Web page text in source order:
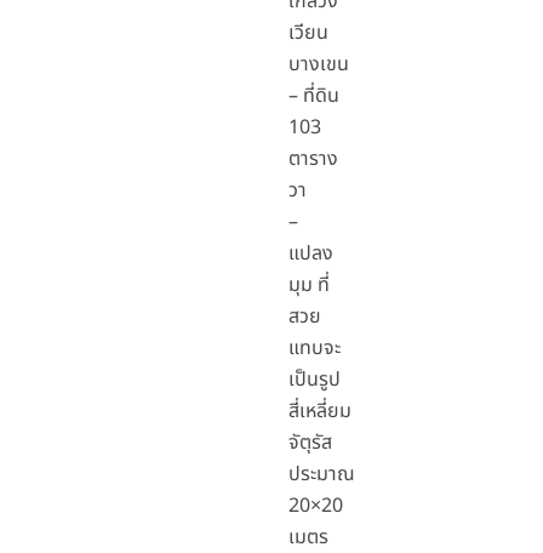
เวียน
บางเขน
– ที่ดิน
103
ตาราง
วา
–
แปลง
มุม ที่
สวย
แทบจะ
เป็นรูป
สี่เหลี่ยม
จัตุรัส
ประมาณ
20×20
เมตร